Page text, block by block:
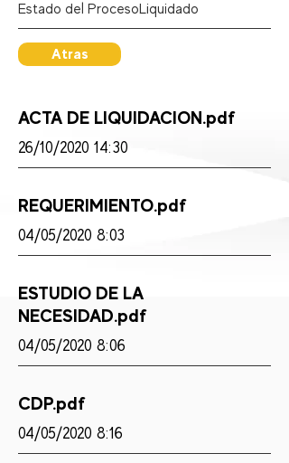
Estado del Proceso:Liquidado
Atras
ACTA DE LIQUIDACION.pdf
26/10/2020 14:30
REQUERIMIENTO.pdf
04/05/2020 8:03
ESTUDIO DE LA
NECESIDAD.pdf
04/05/2020 8:06
CDP.pdf
04/05/2020 8:16